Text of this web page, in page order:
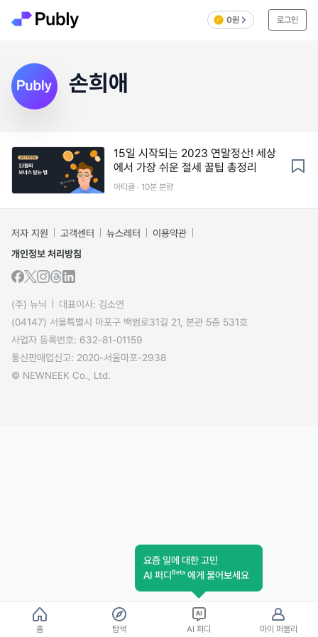
0원 로그인
손희애
15일 시작되는 2023 연말정산! 세상
에서 가장 쉬운 절세 꿀팁 총정리
아티클 · 10분 분량
저자 지원 고객센터 뉴스레터
이용약관
개인정보 처리방침
(주) 뉴닉
대표이사: 김소연
(04147) 서울특별시 마포구 백범로31길 21, 본관 5층 531호
사업자 등록번호: 632-81-01159
통신판매업신고: 2020-서울마포-2938
© NEWNEEK Co., Ltd.
홈 탐색
요즘 일에 대한 고민
AI 퍼디Beta 에게 물어보세요
AI 퍼디 마이 퍼블리